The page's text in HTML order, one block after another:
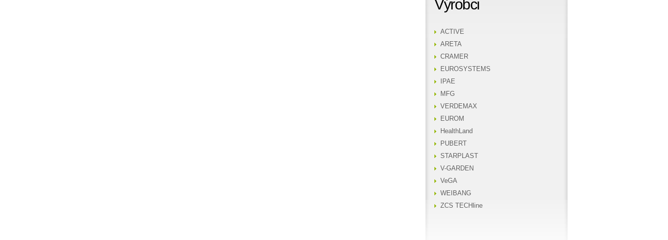
Výrobci
ACTIVE
ARETA
CRAMER
EUROSYSTEMS
IPAE
MFG
VERDEMAX
EUROM
HealthLand
PUBERT
STARPLAST
V-GARDEN
VeGA
WEIBANG
ZCS TECHline